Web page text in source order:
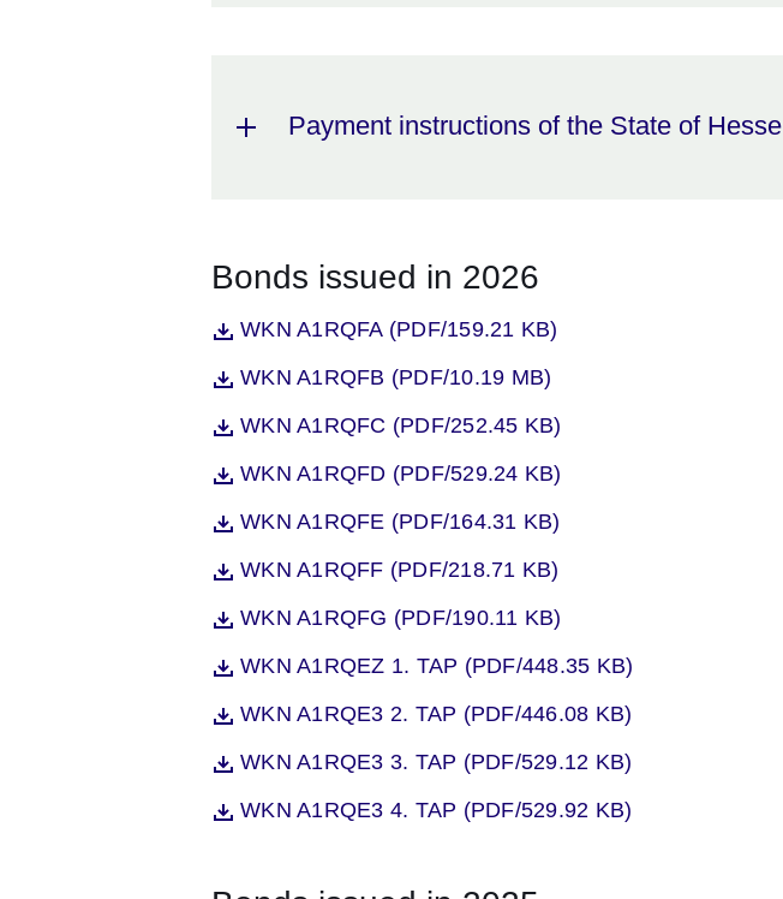
Payment instructions of the State of Hesse
Bonds issued in 2026
DateiWKN A1RQFA (PDF/159.21 KB)
Öffnet sich in einem neuen Fenster
DateiWKN A1RQFB (PDF/10.19 MB)
Öffnet sich in einem neuen Fenster
DateiWKN A1RQFC (PDF/252.45 KB)
Öffnet sich in einem neuen Fenster
DateiWKN A1RQFD (PDF/529.24 KB)
Öffnet sich in einem neuen Fenster
DateiWKN A1RQFE (PDF/164.31 KB)
Öffnet sich in einem neuen Fenster
DateiWKN A1RQFF (PDF/218.71 KB)
Öffnet sich in einem neuen Fenster
DateiWKN A1RQFG (PDF/190.11 KB)
Öffnet sich in einem neuen Fenster
DateiWKN A1RQEZ 1. TAP (PDF/448.35 KB)
Öffnet sich in einem neuen Fenster
DateiWKN A1RQE3 2. TAP (PDF/446.08 KB)
Öffnet sich in einem neuen Fenster
DateiWKN A1RQE3 3. TAP (PDF/529.12 KB)
Öffnet sich in einem neuen Fenster
DateiWKN A1RQE3 4. TAP (PDF/529.92 KB)
Öffnet sich in einem neuen Fenster